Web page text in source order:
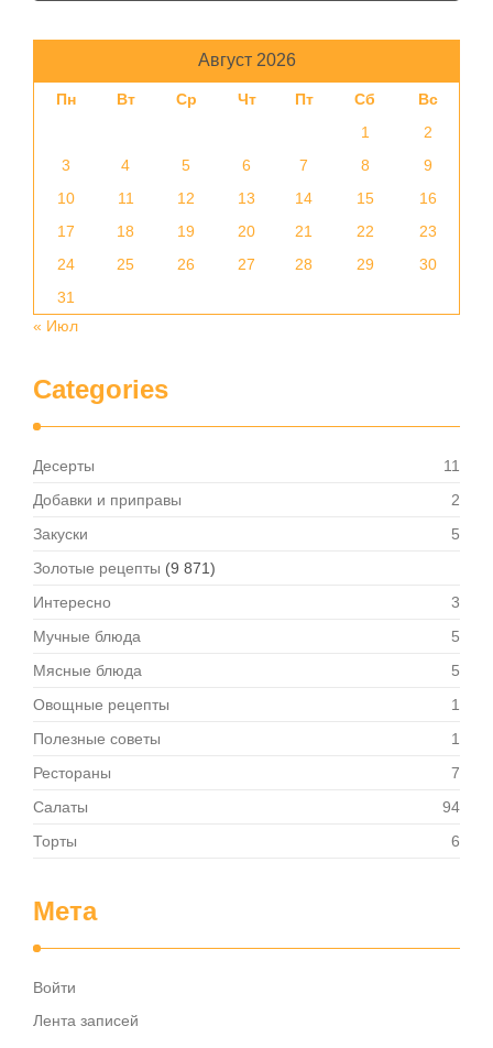
Август 2026
Пн Вт Ср Чт Пт Сб
Вс
1
2
3
4 5 6 7 8
9
10
11 12 13 14 15
16
17
18 19 20 21 22
23
24
25 26 27 28 29
30
31
« Июл
Categories
Десерты
11
Добавки и приправы
2
Закуски
5
Золотые рецепты (9 871)
Интересно
3
Мучные блюда
5
Мясные блюда
5
Овощные рецепты
1
Полезные советы
1
Рестораны
7
Салаты
94
Торты
6
Мета
Войти
Лента записей